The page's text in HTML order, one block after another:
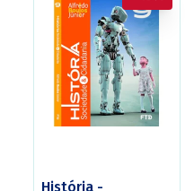
História -